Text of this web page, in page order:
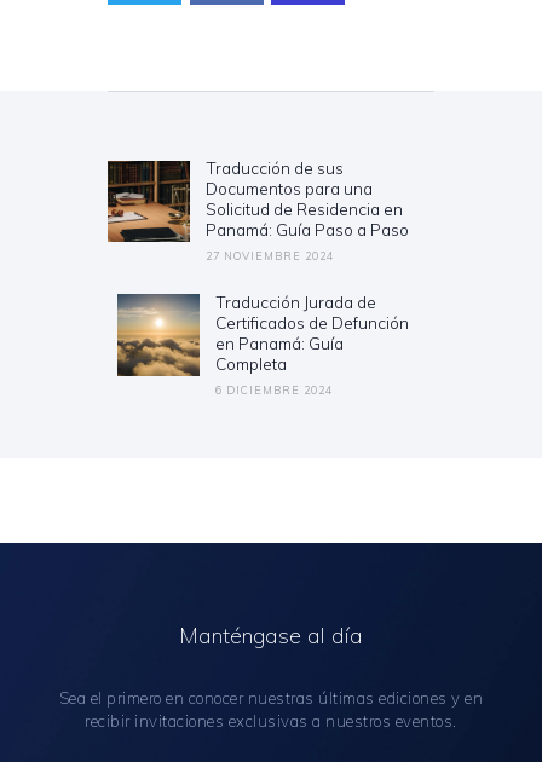
entradasPrevious
post:
Traducción de sus
Documentos para una
Solicitud de Residencia en
Panamá: Guía Paso a Paso
27 NOVIEMBRE 2024
Next
post:
Traducción Jurada de
Certificados de Defunción
en Panamá: Guía
Completa
6 DICIEMBRE 2024
Manténgase al día
Sea el primero en conocer nuestras últimas ediciones y en
recibir invitaciones exclusivas a nuestros eventos.